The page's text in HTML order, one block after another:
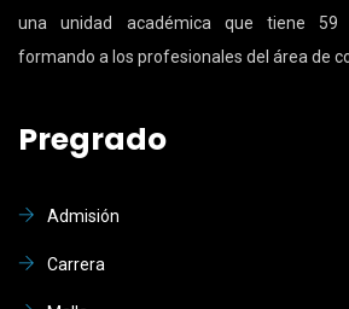
una unidad académica que tiene 59
formando a los profesionales del área de
Pregrado
Admisión
Carrera